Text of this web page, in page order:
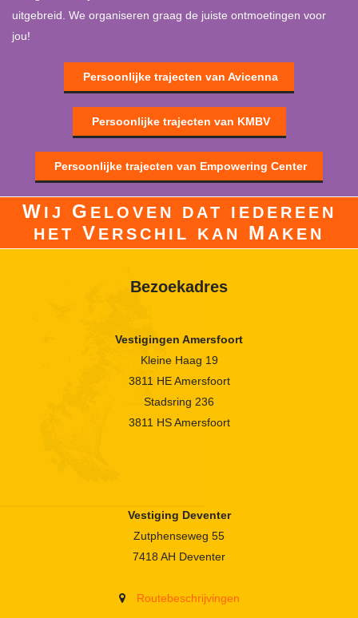
uitgebreid. We organiseren graag de juiste ontmoetingen voor
jou!
Persoonlijke trajecten van Avicenna
Persoonlijke trajecten van KMBV
Persoonlijke trajecten van Empowering Center
W IJ G ELOVEN DAT IEDEREEN
HET V ERSCHIL KAN M AKEN
Bezoekadres
Vestigingen Amersfoort
Kleine Haag 19
3811 HE Amersfoort
Stadsring 236
3811 HS Amersfoort
Vestiging Deventer
Zutphenseweg 55
7418 AH Deventer
Routebeschrijvingen